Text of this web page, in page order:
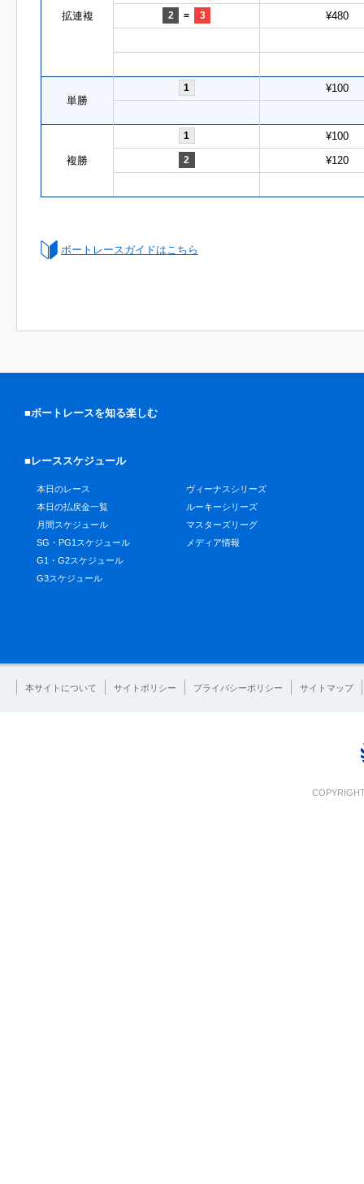
拡連複 2 = 3 ¥480
単勝
1 ¥100
複勝
1 ¥100
2 ¥120
ボートレースガイドはこちら
■ボートレースを知る楽しむ
■レーススケジュール
本日のレース
本日の払戻金一覧
月間スケジュール
SG・PG1スケジュール
G1・G2スケジュール
G3スケジュール
ヴィーナスシリーズ
ルーキーシリーズ
マスターズリーグ
メディア情報
本サイトについて サイトポリシー プライバシーポリシー サイトマップ